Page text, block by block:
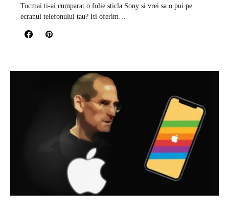
Tocmai ti-ai cumparat o folie sticla Sony si vrei sa o pui pe
ecranul telefonului tau? Iti oferim…